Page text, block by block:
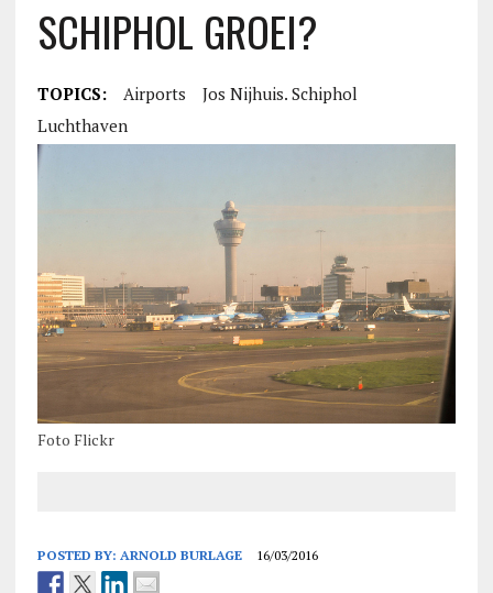
SCHIPHOL GROEI?
TOPICS: Airports
Jos Nijhuis. Schiphol
Luchthaven
Foto Flickr
POSTED BY: ARNOLD BURLAGE 16/03/2016